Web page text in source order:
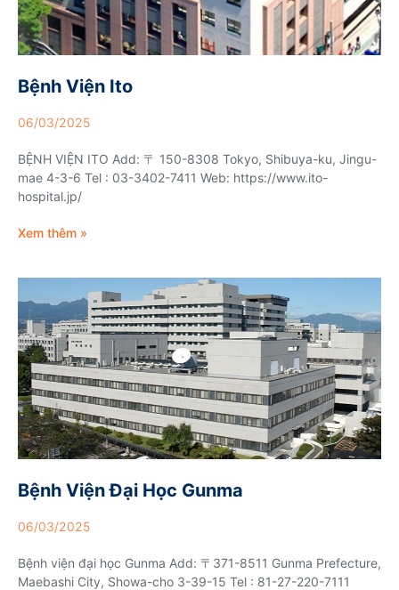
Bệnh Viện Ito
06/03/2025
BỆNH VIỆN ITO Add: 〒 150-8308 Tokyo, Shibuya-ku, Jingu-
mae 4-3-6 Tel : 03-3402-7411 Web: https://www.ito-
hospital.jp/
Xem thêm »
Bệnh Viện Đại Học Gunma
06/03/2025
Bệnh viện đại học Gunma Add: 〒371-8511 Gunma Prefecture,
Maebashi City, Showa-cho 3-39-15 Tel : 81-27-220-7111